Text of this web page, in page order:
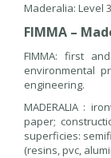
Maderalia: Level
FIMMA –
FIMMA: first
environmental
engineering.
MADERALIA :
paper;
superficies:
(resins, pvc,